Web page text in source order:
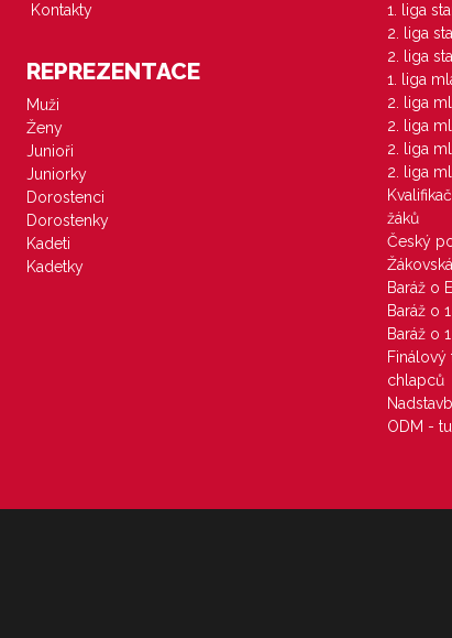
Kontakty
REPREZENTACE
Muži
Ženy
Junioři
Juniorky
Dorostenci
Dorostenky
Kadeti
Kadetky
1. liga
2. liga
2. liga
1. liga
2. liga
2. liga
2. liga
2. liga
žáků
Český
Baráž o
Baráž o
Baráž o
Finálový
chlapců
ODM -